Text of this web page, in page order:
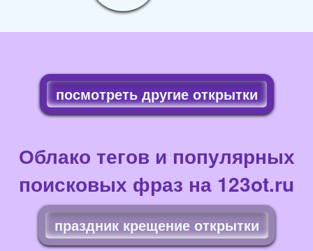
посмотреть другие открытки
Облако тегов и популярных
поисковых фраз на 123ot.ru
праздник крещение открытки